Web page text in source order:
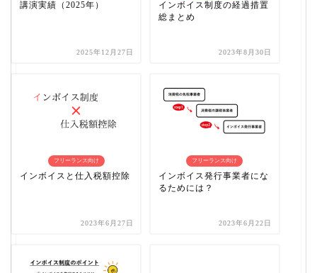
講演実績（2025年）
2025年12月27日
インボイス制度の経過措置
総まとめ
2023年8月30日
フリーランス向け
インボイスと仕入税額控除
2023年6月27日
フリーランス向け
インボイス発行事業者にな
るためには？
2023年6月22日